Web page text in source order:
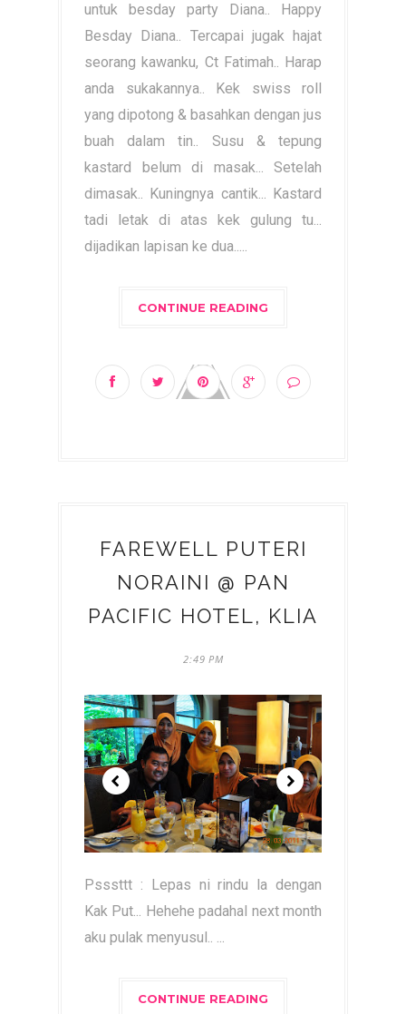
untuk besday party Diana.. Happy
Besday Diana.. Tercapai jugak hajat
seorang kawanku, Ct Fatimah.. Harap
anda sukakannya.. Kek swiss roll
yang dipotong & basahkan dengan jus
buah dalam tin.. Susu & tepung
kastard belum di masak... Setelah
dimasak.. Kuningnya cantik... Kastard
tadi letak di atas kek gulung tu...
dijadikan lapisan ke dua.....
CONTINUE READING
FAREWELL PUTERI
NORAINI @ PAN
PACIFIC HOTEL, KLIA
2:49 PM
Psssttt : Lepas ni rindu la dengan
Kak Put... Hehehe padahal next month
aku pulak menyusul.. ...
CONTINUE READING